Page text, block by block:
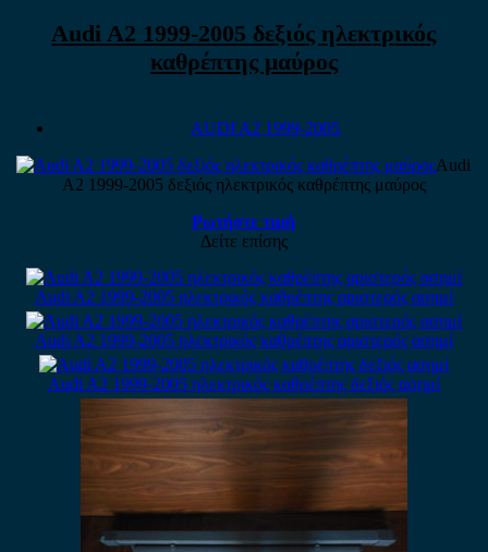
Audi A2 1999-2005 δεξιός ηλεκτρικός
καθρέπτης μαύρος
AUDI A2 1999-2005
Audi
A2 1999-2005 δεξιός ηλεκτρικός καθρέπτης μαύρος
Ρωτήστε τιμή
Δείτε επίσης
Audi A2 1999-2005 ηλεκτρικός καθρέπτης αριστερός ασημί
Audi A2 1999-2005 ηλεκτρικός καθρέπτης αριστερός ασημί
Audi A2 1999-2005 ηλεκτρικός καθρέπτης δεξιός ασημί